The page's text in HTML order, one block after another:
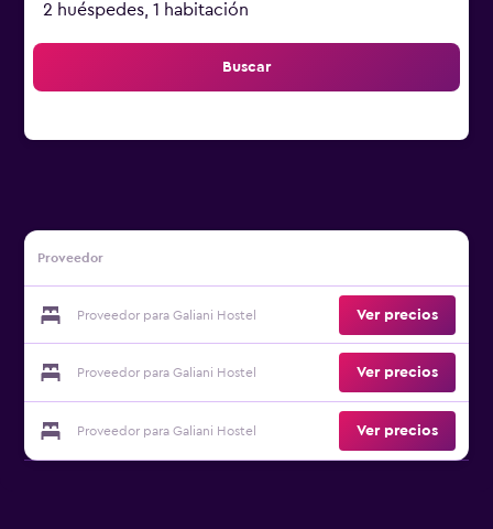
2 huéspedes, 1 habitación
Buscar
Proveedor
Proveedor para Galiani Hostel Ver precios
Proveedor para Galiani Hostel Ver precios
Proveedor para Galiani Hostel Ver precios